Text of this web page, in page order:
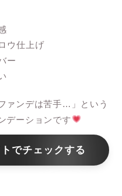
ウ仕上げ
ー
ァンデは苦手…」という
デーションです
でチェックする